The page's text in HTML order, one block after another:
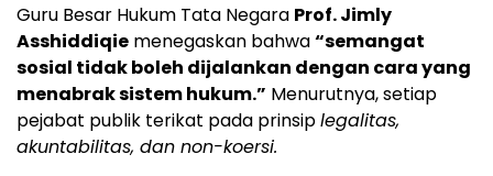
Guru Besar Hukum Tata Negara Prof. Jimly
Asshiddiqie menegaskan bahwa“semangat
sosial tidak boleh dijalankan dengan cara yang
menabrak sistem hukum.” Menurutnya, setiap
pejabat publik terikat pada prinsiplegalitas,
akuntabilitas, dan non-koersi.